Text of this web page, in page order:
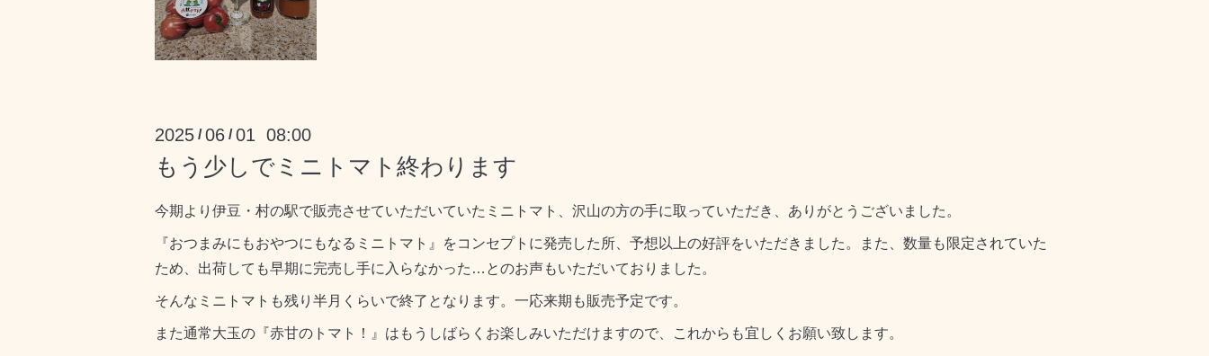
2025 /06 /01 08:00
もう少しでミニトマト終わります
今期より伊豆・村の駅で販売させていただいていたミニトマト、沢山の方の手に取っていただき、ありがとうございました。
『おつまみにもおやつにもなるミニトマト』をコンセプトに発売した所、予想以上の好評をいただきました。また、数量も限定されていた
ため、出荷しても早期に完売し手に入らなかった…とのお声もいただいておりました。
そんなミニトマトも残り半月くらいで終了となります。一応来期も販売予定です。
また通常大玉の『赤甘のトマト！』はもうしばらくお楽しみいただけますので、これからも宜しくお願い致します。